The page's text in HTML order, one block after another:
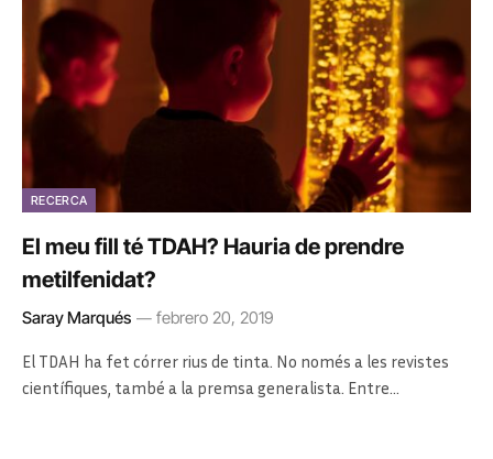
RECERCA
El meu fill té TDAH? Hauria de prendre
metilfenidat?
Saray Marqués febrero 20, 2019
El TDAH ha fet córrer rius de tinta. No només a les revistes
científiques, també a la premsa generalista. Entre…